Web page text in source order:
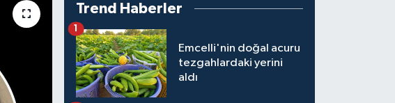
Trend Haberler
Emcelli'nin doğal acuru
tezgahlardaki yerini
aldı
1